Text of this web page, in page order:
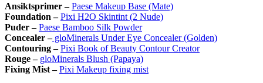
Ansiktsprimer – Paese Makeup Base (Mate)
Foundation – Pixi H2O Skintint (2 Nude)
Puder – Paese Bamboo Silk Powder
Concealer –gloMinerals Under Eye Concealer (Golden)
Contouring – Pixi Book of Beauty Contour Creator
Rouge – gloMinerals Blush (Papaya)
Fixing Mist – Pixi Makeup fixing mist